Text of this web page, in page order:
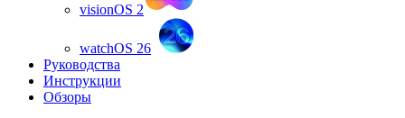
visionOS 2
watchOS 26
Руководства
Инструкции
Обзоры